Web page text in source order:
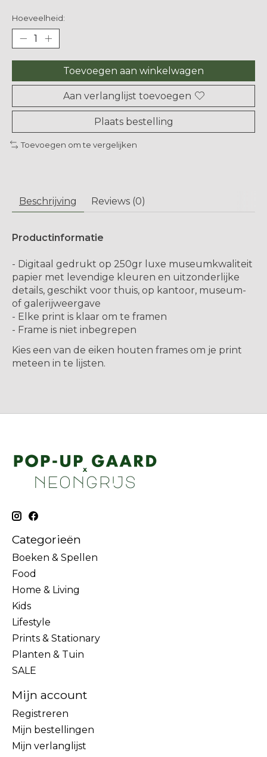
Hoeveelheid:
Toevoegen aan winkelwagen
Aan verlanglijst toevoegen
Plaats bestelling
Toevoegen om te vergelijken
Beschrijving Reviews (0)
Productinformatie
- Digitaal gedrukt op 250gr luxe museumkwaliteit
papier met levendige kleuren en uitzonderlijke
details, geschikt voor thuis, op kantoor, museum-
of galerijweergave
- Elke print is klaar om te framen
- Frame is niet inbegrepen
Kies een van de eiken houten frames om je print
meteen in te lijsten.
Categorieën
Boeken & Spellen
Food
Home & Living
Kids
Lifestyle
Prints & Stationary
Planten & Tuin
SALE
Mijn account
Registreren
Mijn bestellingen
Mijn verlanglijst